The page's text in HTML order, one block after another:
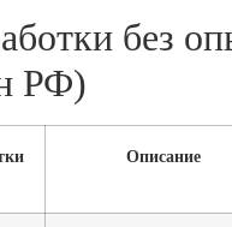
без
РФ)
Описание